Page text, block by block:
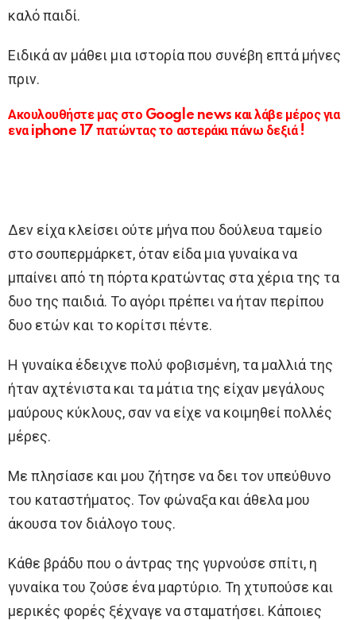
καλό παιδί.
Ειδικά αν μάθει μια ιστορία που συνέβη επτά μήνες
πριν.
Ακουλουθήστε μας στο Google news και λάβε μέρος για
ενα iphone 17 πατώντας το αστεράκι πάνω δεξιά !
Δεν είχα κλείσει ούτε μήνα που δούλευα ταμείο
στο σουπερμάρκετ, όταν είδα μια γυναίκα να
μπαίνει από τη πόρτα κρατώντας στα χέρια της τα
δυο της παιδιά. Το αγόρι πρέπει να ήταν περίπου
δυο ετών και το κορίτσι πέντε.
Η γυναίκα έδειχνε πολύ φοβισμένη, τα μαλλιά της
ήταν αχτένιστα και τα μάτια της είχαν μεγάλους
μαύρους κύκλους, σαν να είχε να κοιμηθεί πολλές
μέρες.
Με πλησίασε και μου ζήτησε να δει τον υπεύθυνο
του καταστήματος. Τον φώναξα και άθελα μου
άκουσα τον διάλογο τους.
Κάθε βράδυ που ο άντρας της γυρνούσε σπίτι, η
γυναίκα του ζούσε ένα μαρτύριο. Τη χτυπούσε και
μερικές φορές ξέχναγε να σταματήσει. Κάποιες